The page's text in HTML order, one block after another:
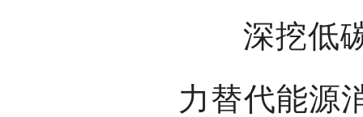
深挖低碳
力替代能源